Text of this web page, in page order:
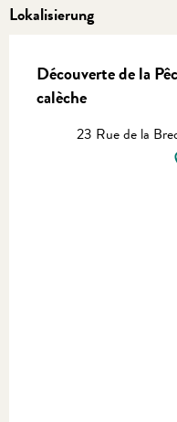
Lokalisierung
Découverte de la
calèche
23 Rue de la